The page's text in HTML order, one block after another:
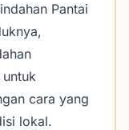
Pantai
cara yang
lokal.